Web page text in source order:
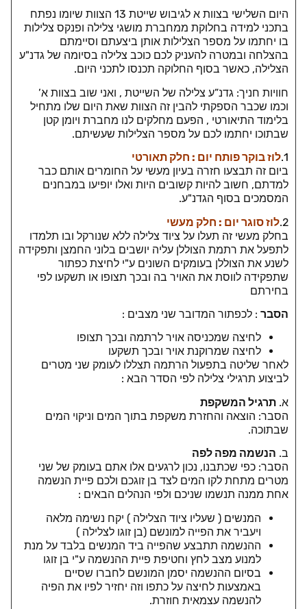
היום השלישי בצוות א לגיבוש שייטת 13 הצוות שיומו נפתח
בתכני למידה בחלוקת ממחברת מושגי צלילה ופנקס צלילות
בו יחתמו על מספר הצלילות אותן ביצעתם וסיימתם
בהצלחה ובמטרה להעניק לכם כוכב צלילה בסיומה של גדנ"ע
הצלילה, כאשר בסוף החלוקה תכנסו לתכני היום.
חוויות חניך: גדנ”ע צלילה של השייטת , ואני שוב בצוות א’
וכמו שכבר הספקתי להבין זה הצוות שאת היום שלו מתחיל
בלימוד התיאורטי , הפעם מחלקים לנו מחברת ויומן קטן
שבתוכו יחתמו לכם על מספר הצלילות שעשיתם.
1. לוז בוקר פותח יום : חלק תאורטי
ביום זה תבצעו חזרה בעיון מעשי על החומרים אותם כבר
למדתם, חשוב להיות קשובים היות ואלו יופיעו במבחנים
המסמכים בסוף הגדנ"ע.
2. לוז סוגר יום : חלק מעשי
בחלק מעשי זה תעלו על ציוד צלילה ללא שנורקל ובו תלמדו
לתפעל את רתמת הצוללן עליה יושבים בלוני החמצן ותפקידה
לשנע את הצוללן בעומקים השונים ע"י לחיצת כפתור
שתפקידה לווסת את האויר בה ובכך תצופו או תשקעו לפי
בחירתם
הסבר : לכפתור המדובר שני מצבים :
לחיצה שמכניסה אויר לרתמה ובכך תצופו
לחיצה שמרוקנת אויר ובכך תשקעו
לאחר שליטה בתפעול הרתמה תצללו לעומק שני מטרים
לביצוע תרגילי צלילה לפי הסדר הבא :
א. תרגיל המשקפת
הסבר: הוצאה והחזרת משקפת בתוך המים וניקוי המים
שבתוכה.
ב. הנשמה מפה לפה
הסבר: כפי שכתבנו, נכון לרגעים אלו אתם בעומק של שני
מטרים מתחת לקו המים לצד בן זוגכם ולכם פיית הנשמה
אחת ממנה תנשמו שניכם ולפי הנהלים הבאים :
המנשים ( שעליו ציוד הצלילה ) יקח נשימה מלאה
ויעביר את הפייה למונשם (בן זוגו לצלילה )
ההנשמה תתבצע שהפייה ביד המנשים בלבד על מנת
למנוע מצב לחץ וחטיפת פיית ההנשמה ע"י בן זוגו
בסיום ההנשמה יסמן המונשם לחברו שסיים
באמצעות לחיצה על כתפו וזה יחזיר לפיו את הפיה
להנשמה עצמאית חוזרת.